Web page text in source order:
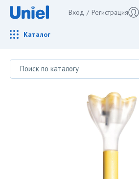
Вход / Регистрация
Каталог